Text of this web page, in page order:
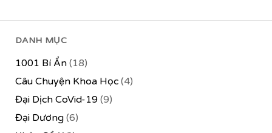
DANH MỤC
1001 Bí Ẩn(18)
Câu Chuyện Khoa Học(4)
Đại Dịch CoVid-19(9)
Đại Dương(6)